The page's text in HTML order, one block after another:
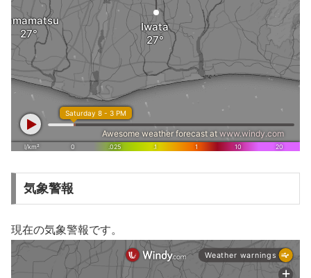
気象警報
現在の気象警報です。